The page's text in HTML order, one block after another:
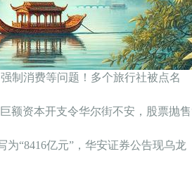
制消费等问题！多个旅行社被点名